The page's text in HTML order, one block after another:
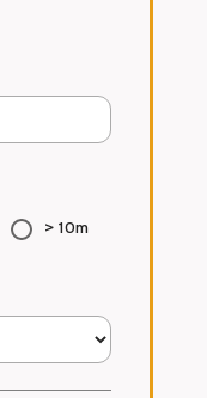
> 10m